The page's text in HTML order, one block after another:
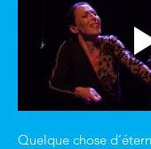
Quelque chose